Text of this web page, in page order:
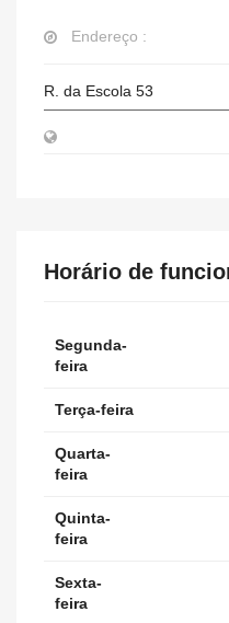
Endereço :
R. da Escola 53
Horário de
Segunda-
feira
Terça-feira
Quarta-
feira
Quinta-
feira
Sexta-
feira